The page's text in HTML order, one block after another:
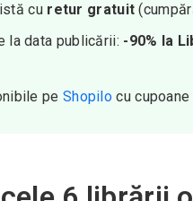
cu retur gratuit
la data publicării: -90% la
pe Shopilo cu